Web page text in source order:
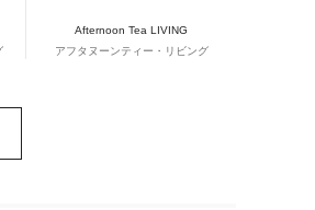
Afternoon Tea LIVING
アフタヌーンティー・リビング